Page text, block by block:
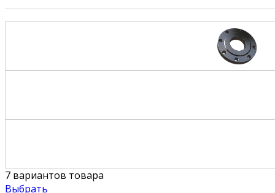
7 вариантов товара
Выбрать